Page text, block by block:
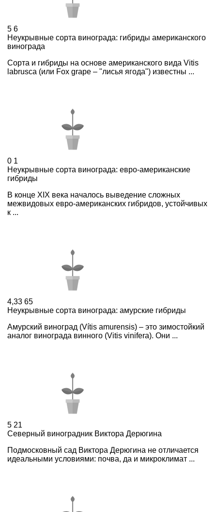
5 6
Неукрывные сорта винограда: гибриды американского
винограда
Сорта и гибриды на основе американского вида Vitis
labrusca (или Fox grape – "лисья ягода") известны ...
0 1
Неукрывные сорта винограда: евро-американские
гибриды
В конце XIX века началось выведение сложных
межвидовых евро-американских гибридов, устойчивых
к ...
4,33 65
Неукрывные сорта винограда: амурские гибриды
Амурский виноград (Vítis amurensis) – это зимостойкий
аналог винограда винного (Vitis vinifera). Они ...
5 21
Северный виноградник Виктора Дерюгина
Подмосковный сад Виктора Дерюгина не отличается
идеальными условиями: почва, да и микроклимат ...